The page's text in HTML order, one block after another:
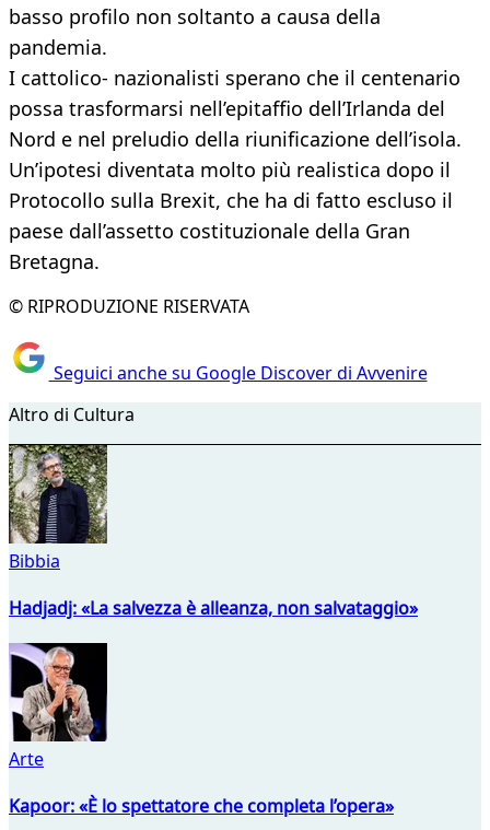
basso profilo non soltanto a causa della
pandemia.
I cattolico- nazionalisti sperano che il centenario
possa trasformarsi nell’epitaffio dell’Irlanda del
Nord e nel preludio della riunificazione dell’isola.
Un’ipotesi diventata molto più realistica dopo il
Protocollo sulla Brexit, che ha di fatto escluso il
paese dall’assetto costituzionale della Gran
Bretagna.
© RIPRODUZIONE RISERVATA
Seguici anche su Google Discover di Avvenire
Altro di Cultura
Bibbia
Hadjadj: «La salvezza è alleanza, non salvataggio»
Arte
Kapoor: «È lo spettatore che completa l’opera»